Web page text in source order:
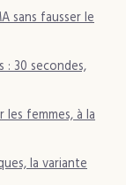
sans fausser le
: 30 secondes,
les femmes, à la
la variante